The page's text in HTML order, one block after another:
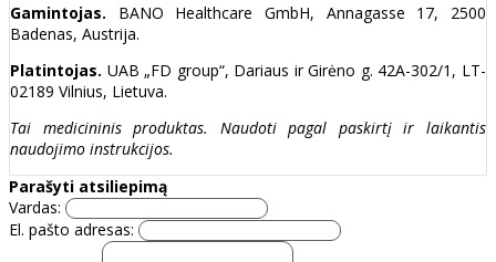
Gamintojas. BANO Healthcare GmbH, Annagasse 17, 2500
Badenas, Austrija.
Platintojas. UAB „FD group“, Dariaus ir Girėno g. 42A-302/1, LT-
02189 Vilnius, Lietuva.
Tai medicininis produktas. Naudoti pagal paskirtį ir laikantis
naudojimo instrukcijos.
Parašyti atsiliepimą
Vardas:
El. pašto adresas: